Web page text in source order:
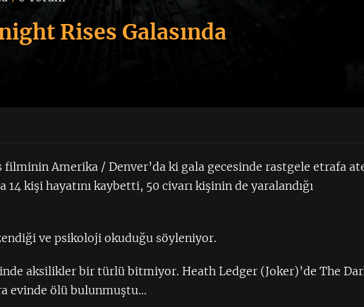
Rises Galasında
filminin Amerika / Denver’da ki gala gecesinde rastgele etrafa
14 kişi hayatını kaybetti, 50 civarı kişinin de yaralandığı
ve psikoloji okuduğu söyleniyor.
aksilikler bir türlü bitmiyor. Heath Ledger (Joker)’de The
evinde ölü bulunmuştu…